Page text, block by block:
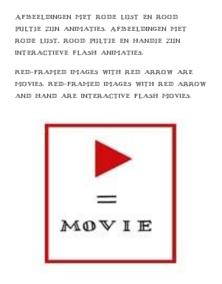
Afbeeldingen met rode lijst en rood
pijltje zijn animaties. Afbeeldingen met
rode lijst, rood pijltje en handje zijn
interactieve flash animaties.
Red-framed images with red arrow are
movies. Red-framed images with red arrow
and hand are interactive flash movies.